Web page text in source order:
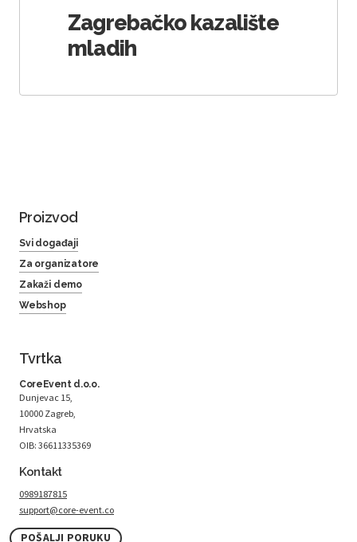
Zagrebačko kazalište
mladih
Proizvod
Svi događaji
Za organizatore
Zakaži demo
Webshop
Tvrtka
CoreEvent d.o.o.
Dunjevac 15,
10000 Zagreb,
Hrvatska
OIB: 36611335369
Kontakt
0989187815
support@core-event.co
POŠALJI PORUKU